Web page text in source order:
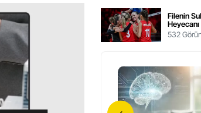
Filenin
Heyecanı
532